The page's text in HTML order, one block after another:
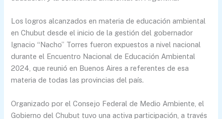
Los logros alcanzados en materia de educación ambiental
en Chubut desde el inicio de la gestión del gobernador
Ignacio “Nacho” Torres fueron expuestos a nivel nacional
durante el Encuentro Nacional de Educación Ambiental
2024, que reunió en Buenos Aires a referentes de esa
materia de todas las provincias del país.
Organizado por el Consejo Federal de Medio Ambiente, el
Gobierno del Chubut tuvo una activa participación, a través